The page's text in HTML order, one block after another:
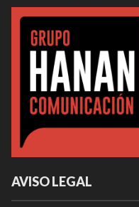
AVISO LEGAL